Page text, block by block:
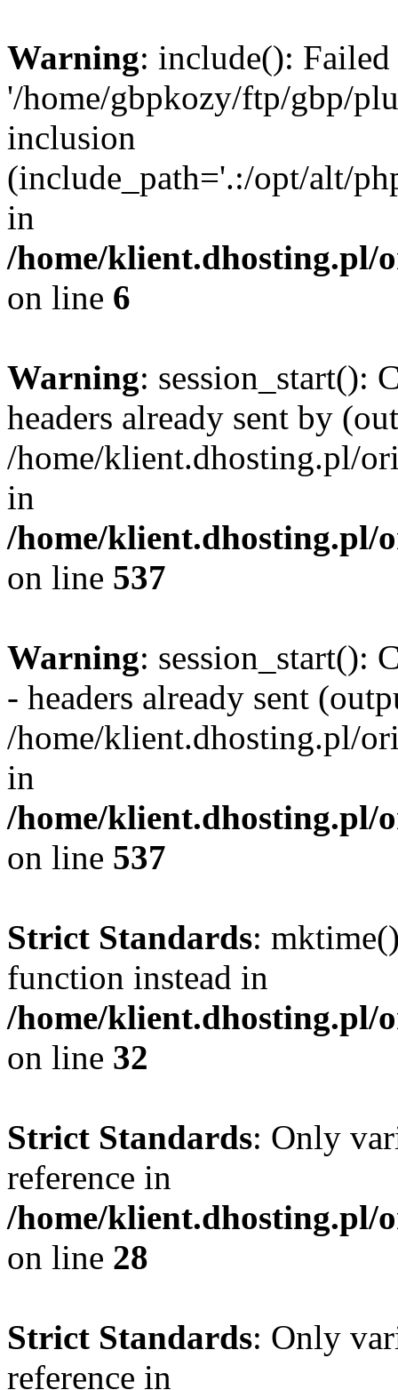
Warning: include():
'/home/gbpkozy/ftp/gbp/
inclusion
(include_path='.:/opt/alt/
in
/home/
on line 6
Warning: session_start():
headers already sent by
/home/klient.dhosting.pl/
in
/home/klient.dhosting.pl/
on line 537
Warning: session_start():
- headers already sent
/home/klient.dhosting.pl/
in
/home/klient.dhosting.pl/
on line 537
Strict Standards:
function instead in
/home/klient.dhosting.pl/
on line 32
Strict Standards: Only
reference in
/home/klient.dhosting.pl/
on line 28
Strict Standards: Only
reference in